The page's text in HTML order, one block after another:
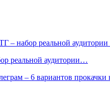
реальной аудитории…